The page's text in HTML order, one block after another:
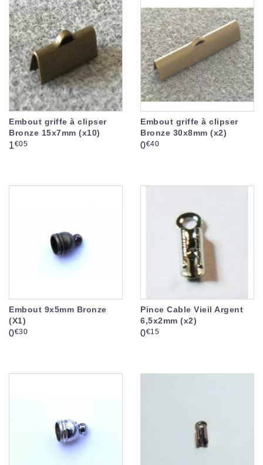
Embout griffe à clipser
Bronze 15x7mm (x10)
Prix
1€05
Embout griffe à clipser
Bronze 30x8mm (x2)
Prix
0€40
Embout 9x5mm Bronze
(X1)
Prix
0€30
Pince Cable Vieil Argent
6,5x2mm (x2)
Prix
0€15